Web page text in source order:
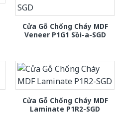
Cửa Gỗ Chống Cháy MDF
Veneer P1G1 Sồi-a-SGD
Cửa Gỗ Chống Cháy MDF
Laminate P1R2-SGD